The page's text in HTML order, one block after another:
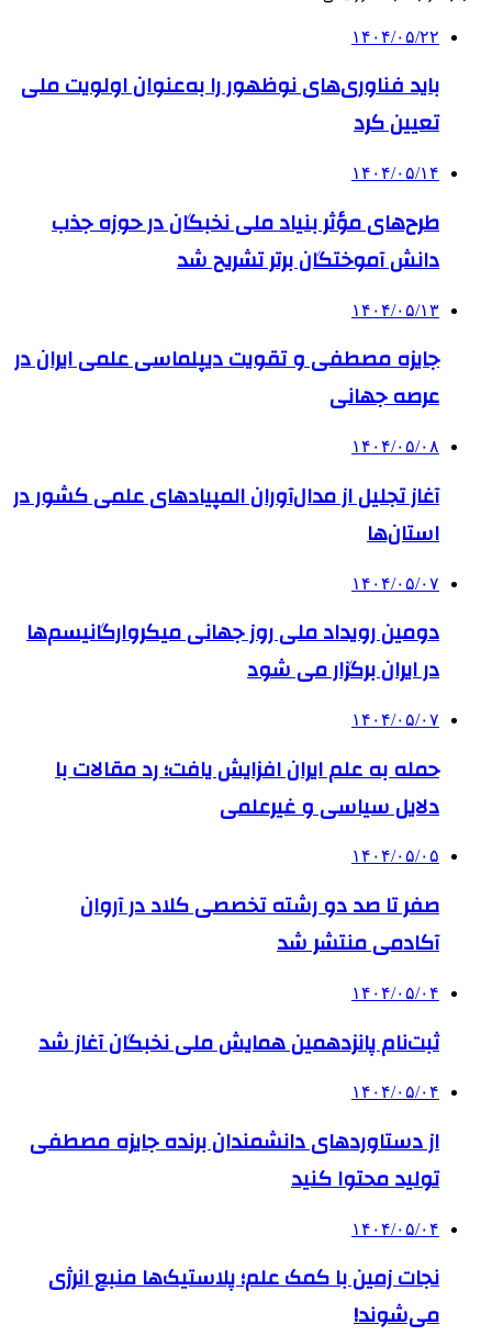
۱۴۰۴/۰۵/۲۲
باید فناوری‌های نوظهور را به‌عنوان اولویت ملی
تعیین کرد
۱۴۰۴/۰۵/۱۴
طرح‌های مؤثر بنیاد ملی نخبگان در حوزه جذب
دانش آموختگان برتر تشریح شد
۱۴۰۴/۰۵/۱۳
جایزه مصطفی و تقویت دیپلماسی علمی ایران در
عرصه جهانی
۱۴۰۴/۰۵/۰۸
آغاز تجلیل از مدال‌آوران المپیادهای علمی کشور در
استان‌ها
۱۴۰۴/۰۵/۰۷
دومین رویداد ملی روز جهانی میکروارگانیسم‌ها
در ایران برگزار می شود
۱۴۰۴/۰۵/۰۷
حمله به علم ایران افزایش یافت؛ رد مقالات با
دلایل سیاسی و غیرعلمی
۱۴۰۴/۰۵/۰۵
صفر تا صد دو رشته‌ تخصصی کلاد در آروان
آکادمی منتشر شد
۱۴۰۴/۰۵/۰۴
ثبت‌نام پانزدهمین همایش ملی نخبگان آغاز شد
۱۴۰۴/۰۵/۰۴
از دستاوردهای دانشمندان برنده جایزه مصطفی
تولید محتوا کنید
۱۴۰۴/۰۵/۰۴
نجات زمین با کمک علم؛ پلاستیک‌ها منبع انرژی
می‌شوند!